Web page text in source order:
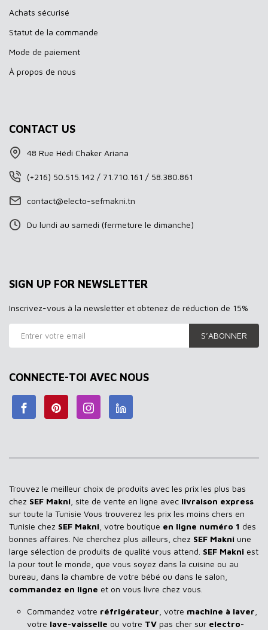
Achats sécurisé
Statut de la commande
Mode de paiement
À propos de nous
CONTACT US
48 Rue Hédi Chaker Ariana
(+216) 50.515.142 / 71.710.161 / 58.380.861
contact@electo-sefmakni.tn
Du lundi au samedi (fermeture le dimanche)
SIGN UP FOR NEWSLETTER
Inscrivez-vous à la newsletter et obtenez de réduction de 15%
S’ABONNER
CONNECTE-TOI AVEC NOUS
Trouvez le meilleur choix de produits avec les prix les plus bas
chez SEF Makni , site de vente en ligne avec livraison express
sur toute la Tunisie Vous trouverez les prix les moins chers en
Tunisie chez SEF Makni , votre boutique en ligne numéro 1 des
bonnes affaires. Ne cherchez plus ailleurs, chez SEF Makni une
large sélection de produits de qualité vous attend. SEF Makni est
là pour tout le monde, que vous soyez dans la cuisine ou au
bureau, dans la chambre de votre bébé ou dans le salon,
commandez en ligne et on vous livre chez vous.
Commandez votre réfrigérateur , votre machine à laver
votre lave-vaisselle ou votre TV pas cher sur electro-